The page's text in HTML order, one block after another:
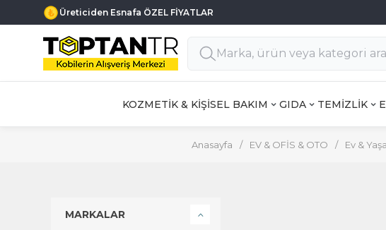
Üreticiden Esnafa ÖZEL FİYATLAR
KOZMETİK & KİŞİSEL BAKIM GIDA TEMİZLİK
Anasayfa / EV & OFİS & OTO / Ev &
MARKALAR